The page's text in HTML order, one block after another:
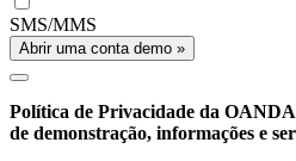
SMS/MMS
Abrir uma conta demo »
Política de Privacidade da
de demonstração, informações e